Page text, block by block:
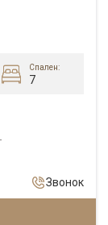
Спален:
7
Звонок